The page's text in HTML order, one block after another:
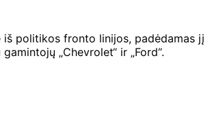
iš politikos fronto linijos, padėdamas jį
„Chevrolet“ ir „Ford“.